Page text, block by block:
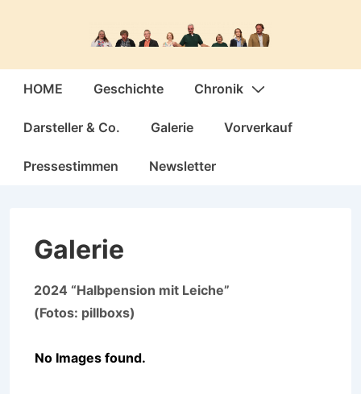
Hauptnavigation
HOME Geschichte Chronik
Darsteller & Co. Galerie Vorverkauf
Pressestimmen Newsletter
Galerie
2024 “Halbpension mit Leiche”
(Fotos: pillboxs)
No Images found.